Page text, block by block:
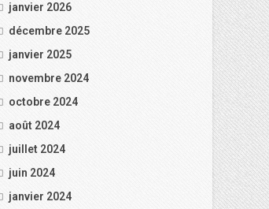
janvier 2026
décembre 2025
janvier 2025
novembre 2024
octobre 2024
août 2024
juillet 2024
juin 2024
janvier 2024